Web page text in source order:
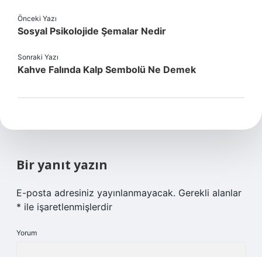
Önceki Yazı
Sosyal Psikolojide Şemalar Nedir
Sonraki Yazı
Kahve Falında Kalp Sembolü Ne Demek
Bir yanıt yazın
E-posta adresiniz yayınlanmayacak. Gerekli alanlar
* ile işaretlenmişlerdir
Yorum